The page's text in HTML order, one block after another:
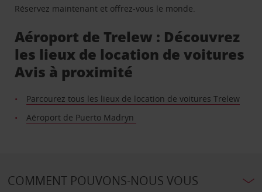
Réservez maintenant et offrez-vous le monde.
Aéroport de Trelew : Découvrez
les lieux de location de voitures
Avis à proximité
Parcourez tous les lieux de location de voitures Trelew
Aéroport de Puerto Madryn
COMMENT POUVONS-NOUS VOUS